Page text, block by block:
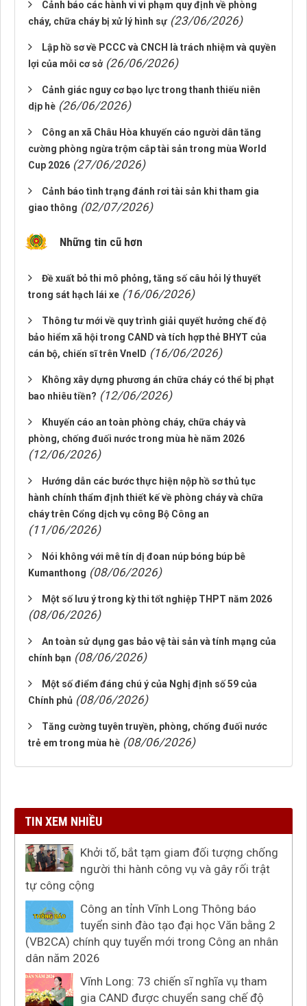
Cảnh báo các hành vi vi phạm quy định về phòng
cháy, chữa cháy bị xử lý hình sự (23/06/2026)
Lập hồ sơ về PCCC và CNCH là trách nhiệm và quyền
lợi của mỗi cơ sở (26/06/2026)
Cảnh giác nguy cơ bạo lực trong thanh thiếu niên
dịp hè (26/06/2026)
Công an xã Châu Hòa khuyến cáo người dân tăng
cường phòng ngừa trộm cắp tài sản trong mùa World
Cup 2026 (27/06/2026)
Cảnh báo tình trạng đánh rơi tài sản khi tham gia
giao thông (02/07/2026)
Những tin cũ hơn
Đề xuất bỏ thi mô phỏng, tăng số câu hỏi lý thuyết
trong sát hạch lái xe (16/06/2026)
Thông tư mới về quy trình giải quyết hưởng chế độ
bảo hiểm xã hội trong CAND và tích hợp thẻ BHYT của
cán bộ, chiến sĩ trên VneID (16/06/2026)
Không xây dựng phương án chữa cháy có thể bị phạt
bao nhiêu tiền? (12/06/2026)
Khuyến cáo an toàn phòng cháy, chữa cháy và
phòng, chống đuối nước trong mùa hè năm 2026
(12/06/2026)
Hướng dẫn các bước thực hiện nộp hồ sơ thủ tục
hành chính thẩm định thiết kế về phòng cháy và chữa
cháy trên Cổng dịch vụ công Bộ Công an
(11/06/2026)
Nói không với mê tín dị đoan núp bóng búp bê
Kumanthong (08/06/2026)
Một số lưu ý trong kỳ thi tốt nghiệp THPT năm 2026
(08/06/2026)
An toàn sử dụng gas bảo vệ tài sản và tính mạng của
chính bạn (08/06/2026)
Một số điểm đáng chú ý của Nghị định số 59 của
Chính phủ (08/06/2026)
Tăng cường tuyên truyền, phòng, chống đuối nước
trẻ em trong mùa hè (08/06/2026)
TIN XEM NHIỀU
Khởi tố, bắt tạm giam đối tượng chống
người thi hành công vụ và gây rối trật
tự công cộng
Công an tỉnh Vĩnh Long Thông báo
tuyển sinh đào tạo đại học Văn bằng 2
(VB2CA) chính quy tuyển mới trong Công an nhân
dân năm 2026
Vĩnh Long: 73 chiến sĩ nghĩa vụ tham
gia CAND được chuyển sang chế độ